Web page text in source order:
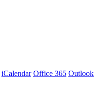
iCalendar Office 365 Outlook